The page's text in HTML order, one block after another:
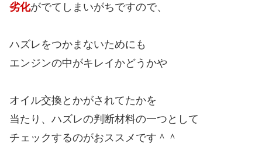
劣化がでてしまいがちですので、
ハズレをつかまないためにも
エンジンの中がキレイかどうかや
オイル交換とかがされてたかを
当たり、ハズレの判断材料の一つとして
チェックするのがおススメです＾＾